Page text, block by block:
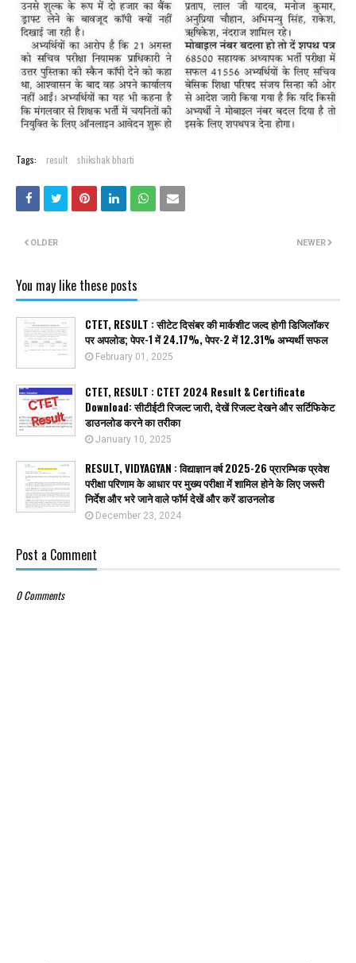
Tags: result shikshak bharti
NEWER
OLDER
You may like these posts
CTET, RESULT : सीटेट दिसंबर की मार्कशीट जल्द होगी डिजिलॉकर
पर अपलोड; पेपर-1 में 24.17%, पेपर-2 में 12.31% अभ्यर्थी सफल
February 01, 2025
CTET, RESULT : CTET 2024 Result & Certificate
Download: सीटीईटी रिजल्ट जारी, देखें रिजल्ट देखने और सर्टिफिकेट
डाउनलोड करने का तरीका
January 10, 2025
RESULT, VIDYAGYAN : विद्याज्ञान वर्ष 2025-26 प्रारम्भिक प्रवेश
परीक्षा परिणाम के आधार पर मुख्य परीक्षा में शामिल होने के लिए जरूरी
निर्देश और भरे जाने वाले फॉर्म देखें और करें डाउनलोड
December 23, 2024
Post a Comment
0 Comments